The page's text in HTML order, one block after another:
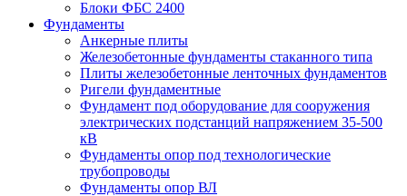
Блоки ФБС 2400
Фундаменты
Анкерные плиты
Железобетонные фундаменты стаканного типа
Плиты железобетонные ленточных фундаментов
Ригели фундаментные
Фундамент под оборудование для сооружения
электрических подстанций напряжением 35-500
кВ
Фундаменты опор под технологические
трубопроводы
Фундаменты опор ВЛ